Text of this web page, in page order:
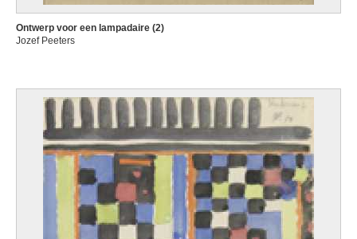
Ontwerp voor een lampadaire (2)
Jozef Peeters